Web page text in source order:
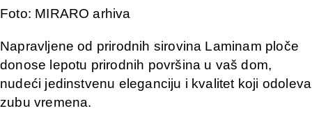
Foto: MIRARO arhiva
Napravljene od prirodnih sirovina Laminam ploče
donose lepotu prirodnih površina u vaš dom,
nudeći jedinstvenu eleganciju i kvalitet koji odoleva
zubu vremena.